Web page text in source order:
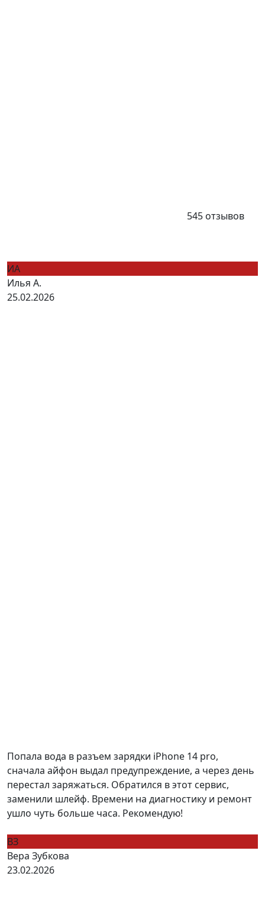
545 отзывов
ИА
Илья А.
25.02.2026
Попала вода в разъем зарядки iPhone 14 pro,
сначала айфон выдал предупреждение, а через день
перестал заряжаться. Обратился в этот сервис,
заменили шлейф. Времени на диагностику и ремонт
ушло чуть больше часа. Рекомендую!
ВЗ
Вера Зубкова
23.02.2026